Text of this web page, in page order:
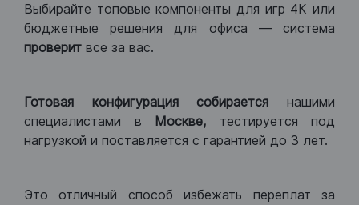
Выбирайте топовые компоненты для игр 4К или
бюджетные решения для офиса — система
проверит все за вас.
Готовая конфигурация собираетсянашими
специалистами в Москве, тестируется под
нагрузкой и поставляется с гарантией до 3 лет.
Это отличный способ избежать переплат за